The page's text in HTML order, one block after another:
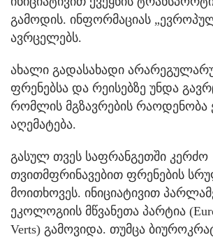
გამოდის. ინფორმაციას
ავრცელებს.
ახალი გადასახადი
ფრენებსა და რეისებზე უნდა
რომლის მგზავრების რაოდენობა
აღემატება.
გასულ თვეს საფრანგეთში კერძო
თვითმფრინავებით ფრენების
მოითხოვეს. ინიციატივით
ეკოლოგიის მწვანეთა პარტია
Verts) გამოვიდა. თუმცა